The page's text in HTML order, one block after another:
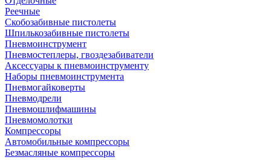
Реечные
Скобозабивные пистолеты
Шпилькозабивные пистолеты
Пневмоинструмент
Пневмостеплеры, гвоздезабиватели
Аксессуары к пневмоинструменту
Наборы пневмоинструмента
Пневмогайковерты
Пневмодрели
Пневмошлифмашины
Пневмомолотки
Компрессоры
Автомобильные компрессоры
Безмасляные компрессоры